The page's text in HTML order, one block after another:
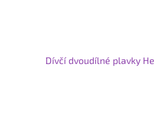
Dívčí dvoudílné plavky